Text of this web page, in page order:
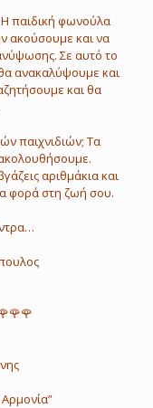
παιδική φωνούλα
ακούσουμε και να
Σε αυτό το
ανακαλύψουμε και
και θα
παιχνιδιών; Τα
αριθμάκια και
φορά στη ζωή σου.